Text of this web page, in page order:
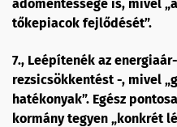
adómentessége is, mivel
tőkepiacok fejlődését”.
7., Leépítenék az
rezsicsökkentést -, mivel
hatékonyak”. Egész
kormány tegyen „konkrét